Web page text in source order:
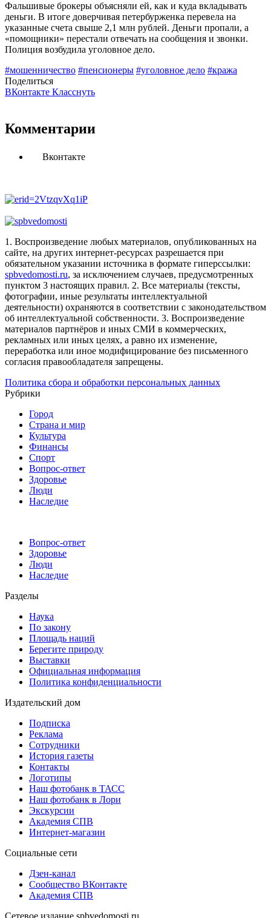
Фальшивые брокеры объясняли ей, как и куда вкладывать
деньги. В итоге доверчивая петербурженка перевела на
указанные счета свыше 2,1 млн рублей. Деньги пропали, а
«помощники» перестали отвечать на сообщения и звонки.
Полиция возбудила уголовное дело.
#мошенничество #пенсионеры #уголовное дело #кража
Поделиться
ВКонтакте Класснуть
Комментарии
Вконтакте
1. Воспроизведение любых материалов, опубликованных на
сайте, на других интернет-ресурсах разрешается при
обязательном указании источника в формате гиперссылки:
spbvedomosti.ru, за исключением случаев, предусмотренных
пунктом 3 настоящих правил. 2. Все материалы (тексты,
фотографии, иные результаты интеллектуальной
деятельности) охраняются в соответствии с законодательством
об интеллектуальной собственности. 3. Воспроизведение
материалов партнёров и иных СМИ в коммерческих,
рекламных или иных целях, а равно их изменение,
переработка или иное модифицирование без письменного
согласия правообладателя запрещены.
Политика сбора и обработки персональных данных
Рубрики
Город
Страна и мир
Культура
Финансы
Спорт
Вопрос-ответ
Здоровье
Люди
Наследие
Вопрос-ответ
Здоровье
Люди
Наследие
Разделы
Наука
По закону
Площадь наций
Берегите природу
Выставки
Официальная информация
Политика конфиденциальности
Издательский дом
Подписка
Реклама
Сотрудники
История газеты
Контакты
Логотипы
Наш фотобанк в ТАСС
Наш фотобанк в Лори
Экскурсии
Академия СПВ
Интернет-магазин
Социальные сети
Дзен-канал
Сообщество ВКонтакте
Академия СПВ